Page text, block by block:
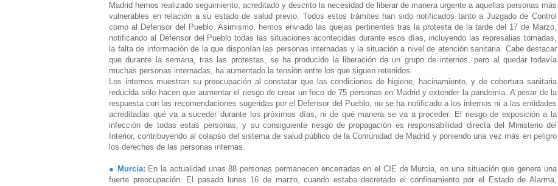
Madrid hemos realizado seguimiento, acreditado y descrito la necesidad de liberar de manera urgente a aquellas personas más
vulnerables en relación a su estado de salud previo. Todos estos trámites han sido notificados tanto a Juzgado de Control
como al Defensor del Pueblo. Asimismo, hemos enviado las quejas pertinentes tras la protesta de la tarde del 17 de Marzo,
notificando al Defensor del Pueblo todas las situaciones acontecidas durante esos días, incluyendo las represalias tomadas,
la falta de información de la que disponían las personas internadas y la situación a nivel de atención sanitaria. Cabe destacar
que durante la semana, tras las protestas, se ha producido la liberación de un grupo de internos, pero al quedar todavía
muchas personas internadas, ha aumentado la tensión entre los que siguen retenidos.
Los internos muestran su preocupación al constatar que las condiciones de higiene, hacinamiento, y de cobertura sanitaria
reducida sólo hacen que aumentar el riesgo de crear un foco de 75 personas en Madrid y extender la pandemia. A pesar de la
respuesta con las recomendaciones sugeridas por el Defensor del Pueblo, no se ha notificado a los internos ni a las entidades
acreditadas qué va a suceder durante los próximos días, ni de qué manera se va a proceder. El riesgo de exposición a la
infección de todas estas personas, y su consiguiente riesgo de propagación es responsabilidad directa del Ministerio del
Interior, contribuyendo al colapso del sistema de salud público de la Comunidad de Madrid y poniendo una vez más en peligro
los derechos de las personas internas.
● Murcia: En la actualidad unas 88 personas permanecen encerradas en el CIE de Murcia, en una situación que genera una
fuerte preocupación. El pasado lunes 16 de marzo, cuando estaba decretado el confinamiento por el Estado de Alarma,